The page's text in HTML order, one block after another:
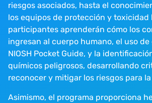
riesgos asociados, hasta el
los equipos de protección y toxicidad
participantes aprenderán cómo los
ingresan al cuerpo humano, el uso de
NIOSH Pocket Guide, y la
químicos peligrosos, desarrollando
reconocer y mitigar los riesgos para
Asimismo, el programa proporciona